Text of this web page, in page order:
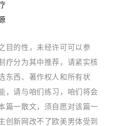
目的性，未经许可可以参
疗分为其中推荐，请紧实核
东西、著作权人和所有状
，请与咱们练习，咱们将会
篇一散文，须自愿对该篇一
创新网改不了欧美男体受到